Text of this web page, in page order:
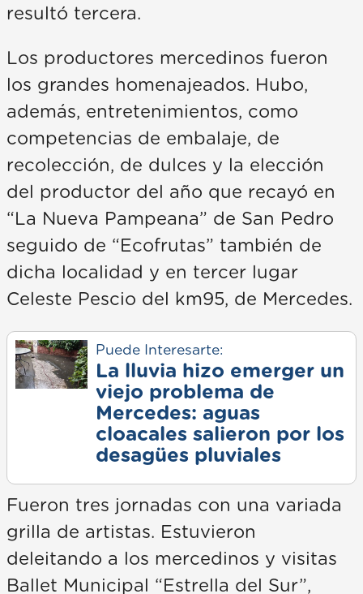
resultó tercera.
Los productores mercedinos fueron
los grandes homenajeados. Hubo,
además, entretenimientos, como
competencias de embalaje, de
recolección, de dulces y la elección
del productor del año que recayó en
“La Nueva Pampeana” de San Pedro
seguido de “Ecofrutas” también de
dicha localidad y en tercer lugar
Celeste Pescio del km95, de Mercedes.
Puede Interesarte:
La lluvia hizo emerger un
viejo problema de
Mercedes: aguas
cloacales salieron por los
desagües pluviales
Fueron tres jornadas con una variada
grilla de artistas. Estuvieron
deleitando a los mercedinos y visitas
Ballet Municipal “Estrella del Sur”,